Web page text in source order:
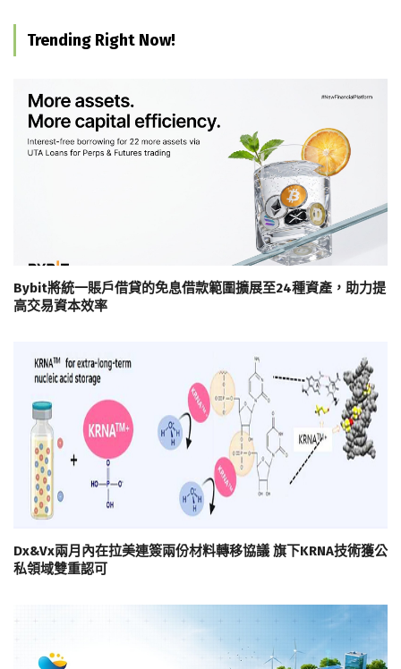
Trending Right Now!
Bybit將統一賬戶借貸的免息借款範圍擴展至24種資產，助力提
高交易資本效率
Dx&Vx兩月內在拉美連簽兩份材料轉移協議 旗下KRNA技術獲公
私領域雙重認可